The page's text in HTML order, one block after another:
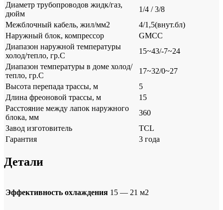
Диаметр трубопроводов жидк/газ,
дюйм
1/4 / 3/8
Межблочный кабель, жил/мм2
4/1,5(внут.бл)
Наружный блок, компрессор
GMCC
Диапазон наружной температуры
холод/тепло, гр.С
15~43/-7~24
Диапазон температуры в доме холод/
тепло, гр.С
17~32/0~27
Высота перепада трассы, м
5
Длина фреоновой трассы, м
15
Расстояние между лапок наружного
блока, мм
360
Завод изготовитель
TCL
Гарантия
3 года
Детали
Эффективность охлаждения 15 — 21 м2